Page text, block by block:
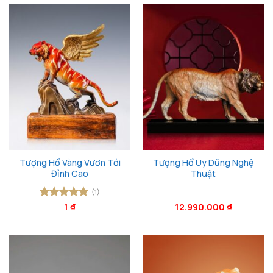
Tượng Hổ Vàng Vươn Tới
Đỉnh Cao
Được xếp
(1)
1 ₫
Tượng Hổ Uy Dũng Nghệ
Thuật
12.990.000 ₫